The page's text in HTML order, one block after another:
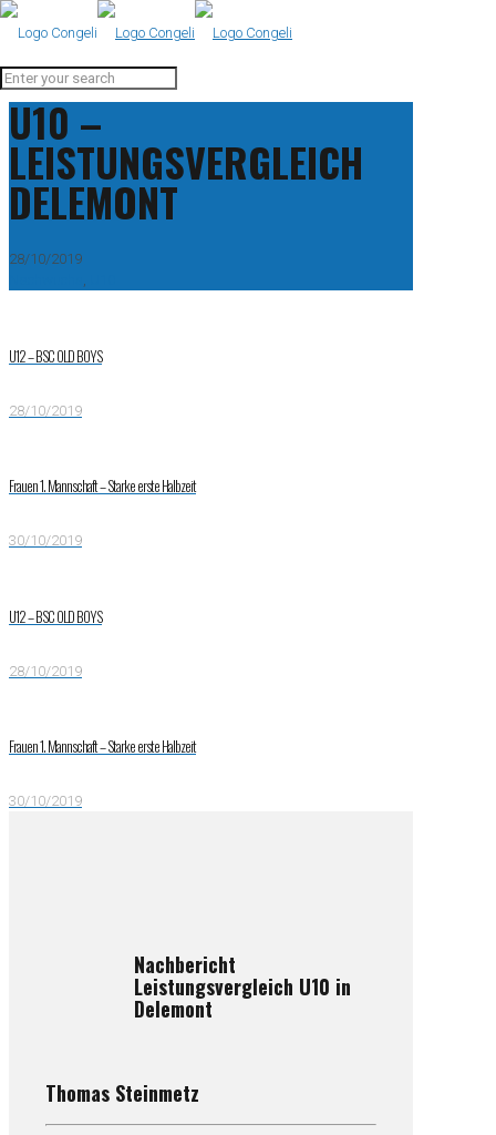
U10 –
LEISTUNGSVERGLEICH
DELEMONT
28/10/2019
,
U12 – BSC OLD BOYS
28/10/2019
Frauen 1. Mannschaft – Starke erste Halbzeit
30/10/2019
U12 – BSC OLD BOYS
28/10/2019
Frauen 1. Mannschaft – Starke erste Halbzeit
30/10/2019
Nachbericht
Leistungsvergleich U10 in
Delemont
Thomas Steinmetz